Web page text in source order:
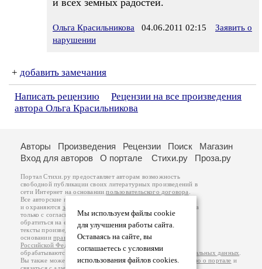
и всех земных радостей.
Ольга Красильникова 04.06.2011 02:15
Заявить о
нарушении
+ добавить замечания
Написать рецензию
Рецензии на все произведения
автора Ольга Красильникова
Мы используем файлы cookie
для улучшения работы сайта.
Оставаясь на сайте, вы
соглашаетесь с условиями
использования файлов cookies.
Авторы Произведения Рецензии Поиск
Магазин
Вход для авторов
О портале Стихи.ру Проза.ру
Портал Стихи.ру предоставляет авторам возможность
свободной публикации своих литературных произведений в
сети Интернет на основаниипользовательского договора
Все авторские права на произведения принадлежат авторам
и охраняются законом
. Перепечатка произведений возможна
только с согласия его автора, к которому вы можете
обратиться на его авторской странице. Ответственность за
тексты произведений авторы несут самостоятельно на
основанииправил публикацииизаконодательства
Российской Федерации
обрабатываются на основанииПолитики обработки персональных данных
Вы также можете посмотреть более подробнуюинформацию о портале и